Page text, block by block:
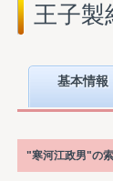
王子製
基本情報
"寒河江政男"の